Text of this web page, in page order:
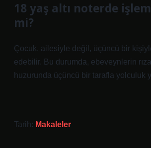
18 yaş altı noterde
mi?
Çocuk, ailesiyle değil, üçüncü bir
edebilir. Bu durumda, ebeveynlerin
huzurunda üçüncü bir tarafla yolculuk
Tarih: Makaleler